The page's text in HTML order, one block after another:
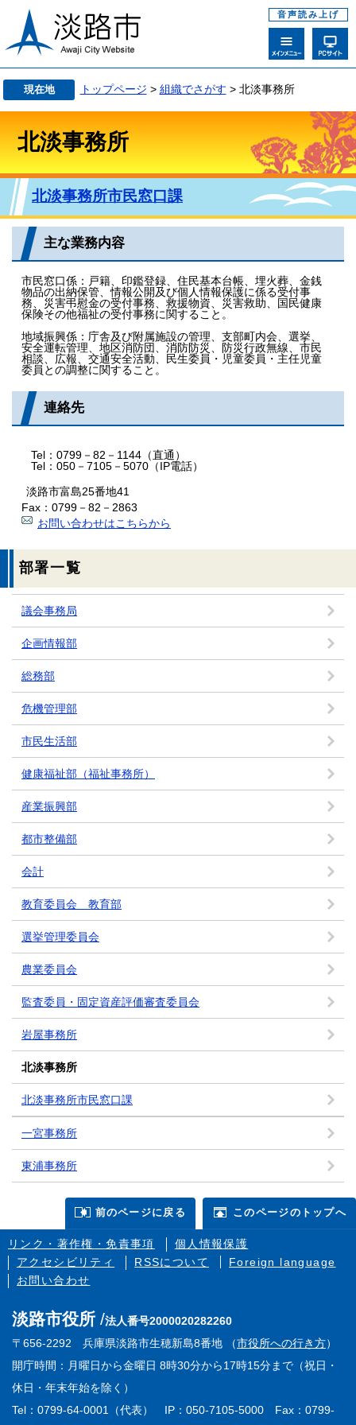
音声読み上げ
現在地 トップページ > 組織でさがす > 北淡事務所
部署一覧
議会事務局
企画情報部
総務部
危機管理部
市民生活部
健康福祉部（福祉事務所）
産業振興部
都市整備部
会計
教育委員会 教育部
選挙管理委員会
農業委員会
監査委員・固定資産評価審査委員会
岩屋事務所
北淡事務所
北淡事務所市民窓口課
一宮事務所
東浦事務所
北淡事務所
北淡事務所市民窓口課
主な業務内容
市民窓口係：戸籍、印鑑登録、住民基本台帳、埋火葬、金銭
物品の出納保管、情報公開及び個人情報保護に係る受付事
務、災害弔慰金の受付事務、救援物資、災害救助、国民健康
保険その他福祉の受付事務に関すること。
地域振興係：庁舎及び附属施設の管理、支部町内会、選挙、
安全運転管理、地区消防団、消防防災、防災行政無線、市民
相談、広報、交通安全活動、民生委員・児童委員・主任児童
委員との調整に関すること。
連絡先
Tel：0799－82－1144（直通）
Tel：050－7105－5070（IP電話）
淡路市富島25番地41
Fax：0799－82－2863
お問い合わせはこちらから
前のページに戻る このページのトップへ
リンク・著作権・免責事項
個人情報保護
アクセシビリティ
RSSについて
Foreign language
お問い合わせ
淡路市役所
法人番号2000020282260
〒656-2292 兵庫県淡路市生穂新島8番地 （市役所への行き方）
開庁時間：月曜日から金曜日 8時30分から17時15分まで（祝日・
休日・年末年始を除く）
Tel：0799-64-0001（代表） IP：050-7105-5000 Fax：0799-